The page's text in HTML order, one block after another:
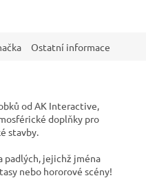
Ostatní informace
od AK Interactive,
doplňky pro
stavby.
padlých, jejichž jména
nebo hororové scény!